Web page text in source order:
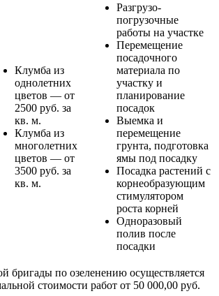
Клумба из
однолетних
цветов — от
2500 руб. за
кв. м.
Клумба из
многолетних
цветов — от
3500 руб. за
кв. м.
Разгрузо-
погрузочные
работы на участке
Перемещение
посадочного
материала по
участку и
планирование
посадок
Выемка и
перемещение
грунта, подготовка
ямы под посадку
Посадка растений с
корнеобразующим
стимулятором
роста корней
Одноразовый
полив после
посадки
бригады по озеленению осуществляется
стоимости работ от 50 000,00 руб.